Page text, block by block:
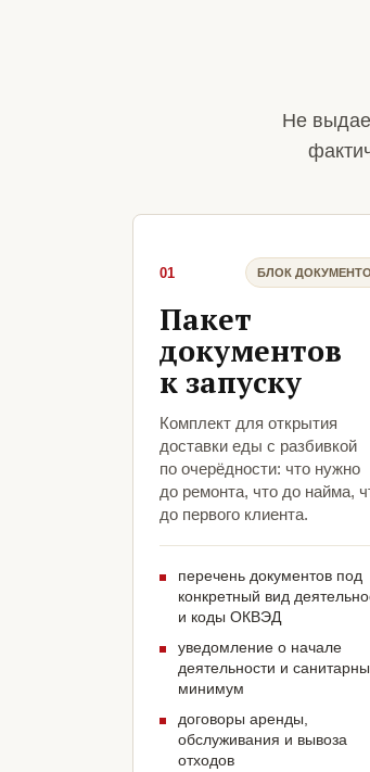
Не
01 БЛОК
Пакет
документов
к запуску
Комплект для открытия
доставки еды с разбивкой
по очерёдности: что нужно
до ремонта, что до найма,
до первого клиента.
перечень документов под
конкретный вид
и коды ОКВЭД
уведомление о начале
деятельности и
минимум
договоры аренды,
обслуживания и вывоза
отходов